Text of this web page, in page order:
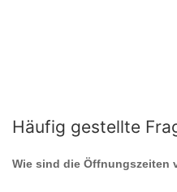
Häufig gestellte
Wie sind die Öffnungszeiten